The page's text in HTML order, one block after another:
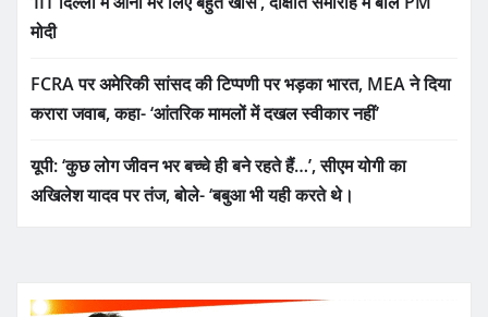
मोदी
FCRA पर अमेरिकी सांसद की टिप्पणी पर भड़का भारत, MEA ने दिया
करारा जवाब, कहा- ‘आंतरिक मामलों में दखल स्वीकार नहीं’
यूपी: ‘कुछ लोग जीवन भर बच्चे ही बने रहते हैं…’, सीएम योगी का
अखिलेश यादव पर तंज, बोले- ‘बबुआ भी यही करते थे।